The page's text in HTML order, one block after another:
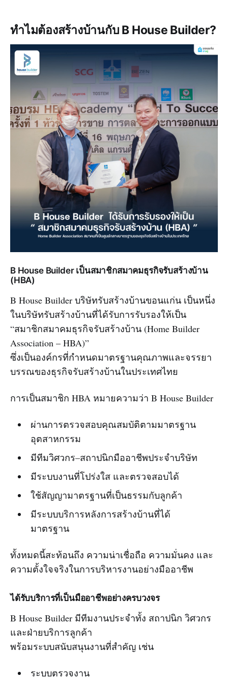
ทำไมต้องสร้างบ้านกับ B House Builder?
B House Builder เป็นสมาชิกสมาคมธุรกิจรับสร้างบ้าน
(HBA)
B House Builder บริษัทรับสร้างบ้านขอนแก่น เป็นหนึ่ง
ในบริษัทรับสร้างบ้านที่ได้รับการรับรองให้เป็น
“สมาชิกสมาคมธุรกิจรับสร้างบ้าน (Home Builder
Association – HBA)”
ซึ่งเป็นองค์กรที่กำหนดมาตรฐานคุณภาพและจรรยา
บรรณของธุรกิจรับสร้างบ้านในประเทศไทย
การเป็นสมาชิก HBA หมายความว่า B House Builder
ผ่านการตรวจสอบคุณสมบัติตามมาตรฐาน
อุตสาหกรรม
มีทีมวิศวกร–สถาปนิกมืออาชีพประจำบริษัท
มีระบบงานที่โปร่งใส และตรวจสอบได้
ใช้สัญญามาตรฐานที่เป็นธรรมกับลูกค้า
มีระบบบริการหลังการสร้างบ้านที่ได้
มาตรฐาน
ทั้งหมดนี้สะท้อนถึง ความน่าเชื่อถือ ความมั่นคง และ
ความตั้งใจจริงในการบริหารงานอย่างมืออาชีพ
ได้รับบริการที่เป็นมืออาชีพอย่างครบวงจร
B House Builder มีทีมงานประจำทั้ง สถาปนิก วิศวกร
และฝ่ายบริการลูกค้า
พร้อมระบบสนับสนุนงานที่สำคัญ เช่น
ระบบตรวจงาน